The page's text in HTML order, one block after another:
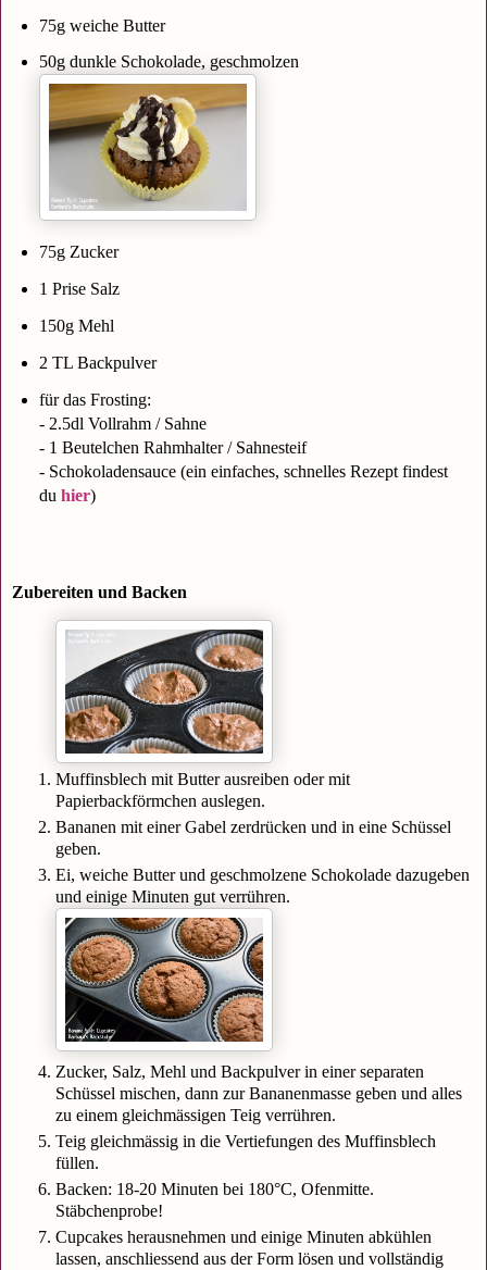
75g weiche Butter
50g dunkle Schokolade, geschmolzen
75g Zucker
1 Prise Salz
150g Mehl
2 TL Backpulver
für das Frosting:
- 2.5dl Vollrahm / Sahne
- 1 Beutelchen Rahmhalter / Sahnesteif
- Schokoladensauce (ein einfaches, schnelles Rezept findest
du hier)
Zubereiten und Backen
Muffinsblech mit Butter ausreiben oder mit
Papierbackförmchen auslegen.
Bananen mit einer Gabel zerdrücken und in eine Schüssel
geben.
Ei, weiche Butter und geschmolzene Schokolade dazugeben
und einige Minuten gut verrühren.
Zucker, Salz, Mehl und Backpulver in einer separaten
Schüssel mischen, dann zur Bananenmasse geben und alles
zu einem gleichmässigen Teig verrühren.
Teig gleichmässig in die Vertiefungen des Muffinsblech
füllen.
Backen: 18-20 Minuten bei 180°C, Ofenmitte.
Stäbchenprobe!
Cupcakes herausnehmen und einige Minuten abkühlen
lassen, anschliessend aus der Form lösen und vollständig